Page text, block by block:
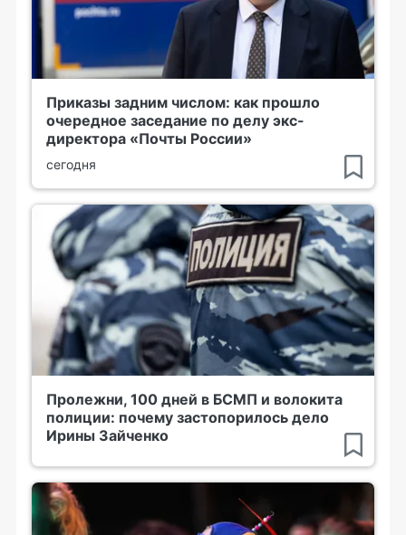
Приказы задним числом: как прошло
очередное заседание по делу экс-
директора «Почты России»
сегодня
Пролежни, 100 дней в БСМП и волокита
полиции: почему застопорилось дело
Ирины Зайченко